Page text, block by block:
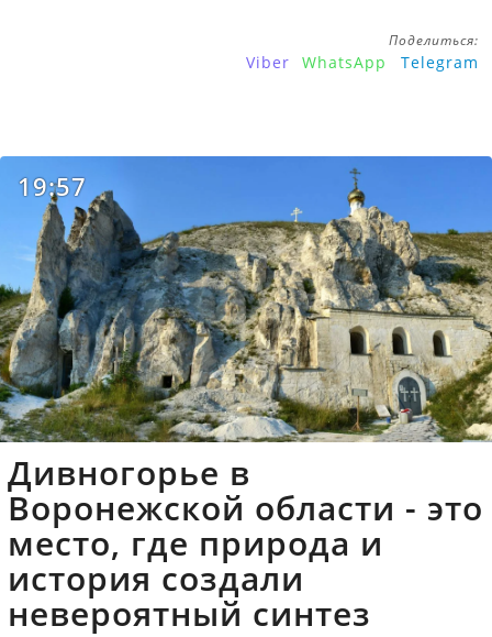
Поделиться:
Viber WhatsApp Telegram
19:57
Дивногорье в
Воронежской области - это
место, где природа и
история создали
невероятный синтез